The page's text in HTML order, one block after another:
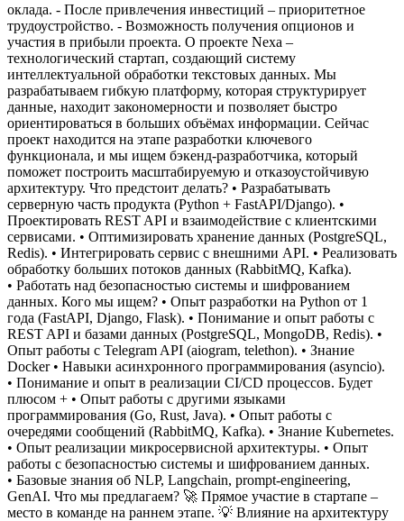
оклада. - После привлечения инвестиций – приоритетное
трудоустройство. - Возможность получения опционов и
участия в прибыли проекта. О проекте Nexa –
технологический стартап, создающий систему
интеллектуальной обработки текстовых данных. Мы
разрабатываем гибкую платформу, которая структурирует
данные, находит закономерности и позволяет быстро
ориентироваться в больших объёмах информации. Сейчас
проект находится на этапе разработки ключевого
функционала, и мы ищем бэкенд-разработчика, который
поможет построить масштабируемую и отказоустойчивую
архитектуру. Что предстоит делать? • Разрабатывать
серверную часть продукта (Python + FastAPI/Django). •
Проектировать REST API и взаимодействие с клиентскими
сервисами. • Оптимизировать хранение данных (PostgreSQL,
Redis). • Интегрировать сервис с внешними API. • Реализовать
обработку больших потоков данных (RabbitMQ, Kafka).
• Работать над безопасностью системы и шифрованием
данных. Кого мы ищем? • Опыт разработки на Python от 1
года (FastAPI, Django, Flask). • Понимание и опыт работы с
REST API и базами данных (PostgreSQL, MongoDB, Redis). •
Опыт работы с Telegram API (aiogram, telethon). • Знание
Docker • Навыки асинхронного программирования (asyncio).
• Понимание и опыт в реализации CI/CD процессов. Будет
плюсом + • Опыт работы с другими языками
программирования (Go, Rust, Java). • Опыт работы с
очередями сообщений (RabbitMQ, Kafka). • Знание Kubernetes.
• Опыт реализации микросервисной архитектуры. • Опыт
работы с безопасностью системы и шифрованием данных.
• Базовые знания об NLP, Langchain, prompt-engineering,
GenAI. Что мы предлагаем? 🚀 Прямое участие в стартапе –
место в команде на раннем этапе. 💡 Влияние на архитектуру